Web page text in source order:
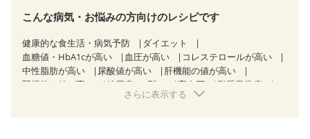
こんな病気・お悩みの方向けのレシピです
健康的な食生活・病気予防
ダイエット
血糖値・HbA1cが高い
血圧が高い
コレステロールが高い
中性脂肪が高い
尿酸値が高い
肝機能の値が高い
腎機能の値が高い
糖尿病（2型） 高血圧
脂質異常症
狭心症 心筋梗塞
さらに表示する